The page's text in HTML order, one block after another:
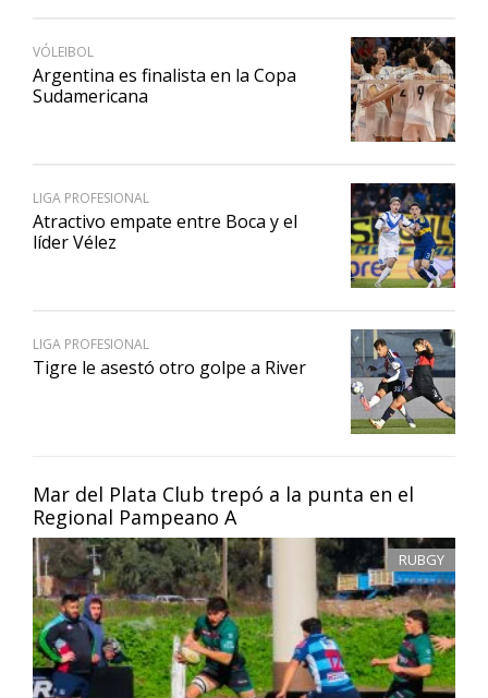
Mar del Plata Club trepó a la punta en el
Regional Pampeano A
RUBGY
VÓLEIBOL
Argentina es finalista en la Copa
Sudamericana
LIGA PROFESIONAL
Atractivo empate entre Boca y el
líder Vélez
LIGA PROFESIONAL
Tigre le asestó otro golpe a River